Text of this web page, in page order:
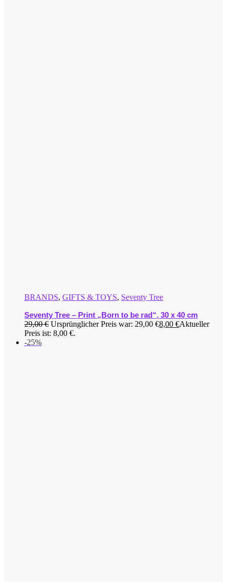
BRANDS, GIFTS & TOYS, Seventy Tree
Seventy Tree – Print „Born to be rad“, 30 x 40 cm
29,00€ Ursprünglicher Preis war: 29,00 €8,00 €Aktueller
Preis ist: 8,00 €.
-25%